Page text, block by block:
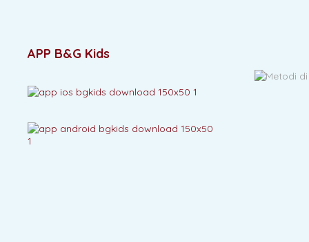
APP B&G Kids